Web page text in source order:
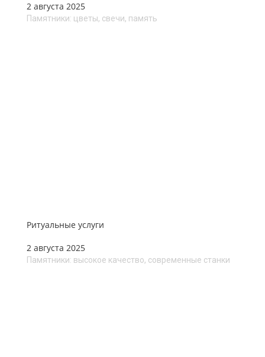
2 августа 2025
Памятники: цветы, свечи, память
Ритуальные услуги
2 августа 2025
Памятники: высокое качество, современные станки